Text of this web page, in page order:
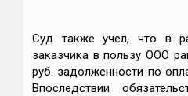
Суд также учел, что в
заказчика в пользу ООО
руб. задолженности по
Впоследствии